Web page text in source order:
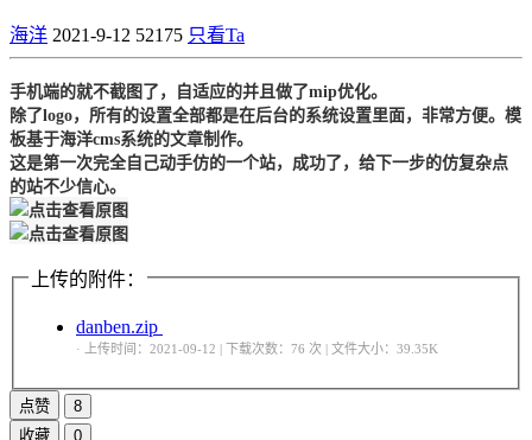
海洋 2021-9-12 52175 只看Ta
手机端的就不截图了，自适应的并且做了mip优化。
除了logo，所有的设置全部都是在后台的系统设置里面，非常方便。模
板基于海洋cms系统的文章制作。
这是第一次完全自己动手仿的一个站，成功了，给下一步的仿复杂点
的站不少信心。
上传的附件：
danben.zip
· 上传时间：2021-09-12 | 下载次数：76 次 | 文件大小：39.35K
点赞
8
收藏
0